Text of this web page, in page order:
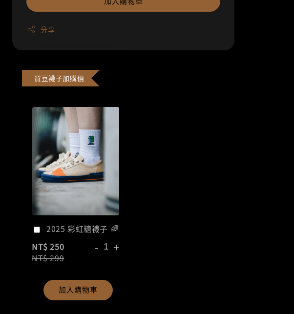
分享
買豆襪子加購價
2025 彩虹糖襪子 🌈
NT$ 250
NT$ 299
- +
加入購物車